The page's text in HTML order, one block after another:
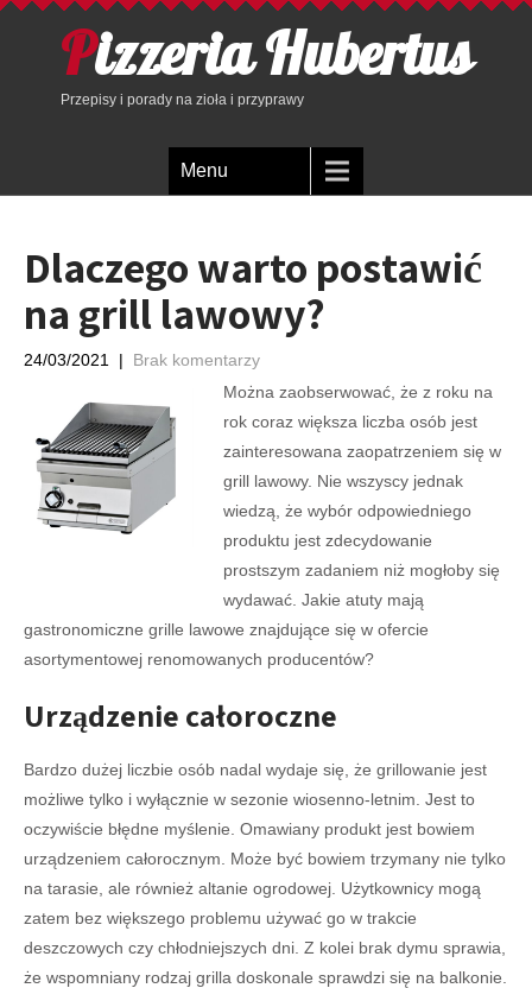
Pizzeria Hubertus
Przepisy i porady na zioła i przyprawy
Menu
Dlaczego warto postawić
na grill lawowy?
24/03/2021 | Brak komentarzy
Można zaobserwować, że z roku na
rok coraz większa liczba osób jest
zainteresowana zaopatrzeniem się w
grill lawowy. Nie wszyscy jednak
wiedzą, że wybór odpowiedniego
produktu jest zdecydowanie
prostszym zadaniem niż mogłoby się
wydawać. Jakie atuty mają
gastronomiczne grille lawowe znajdujące się w ofercie
asortymentowej renomowanych producentów?
Urządzenie całoroczne
Bardzo dużej liczbie osób nadal wydaje się, że grillowanie jest
możliwe tylko i wyłącznie w sezonie wiosenno-letnim. Jest to
oczywiście błędne myślenie. Omawiany produkt jest bowiem
urządzeniem całorocznym. Może być bowiem trzymany nie tylko
na tarasie, ale również altanie ogrodowej. Użytkownicy mogą
zatem bez większego problemu używać go w trakcie
deszczowych czy chłodniejszych dni. Z kolei brak dymu sprawia,
że wspomniany rodzaj grilla doskonale sprawdzi się na balkonie.